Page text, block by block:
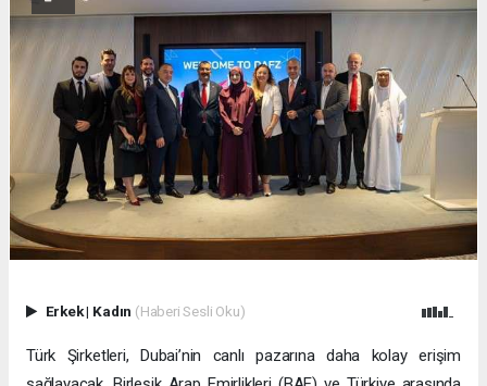
Erkek| Kadın (Haberi Sesli Oku)
Türk Şirketleri, Dubai’nin canlı pazarına daha kolay erişim